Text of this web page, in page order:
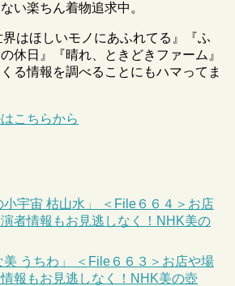
い楽ちん着物追求中。
はほしいモノにあふれてる』『ふ
休日』『晴れ、ときどきファーム』
る情報を調べることにもハマってま
こちらから
小宇宙 枯山水」 ＜File６６４＞お店
者情報もお見逃しなく！NHK美の
美 うちわ」 ＜File６６３＞お店や場
報もお見逃しなく！NHK美の壺